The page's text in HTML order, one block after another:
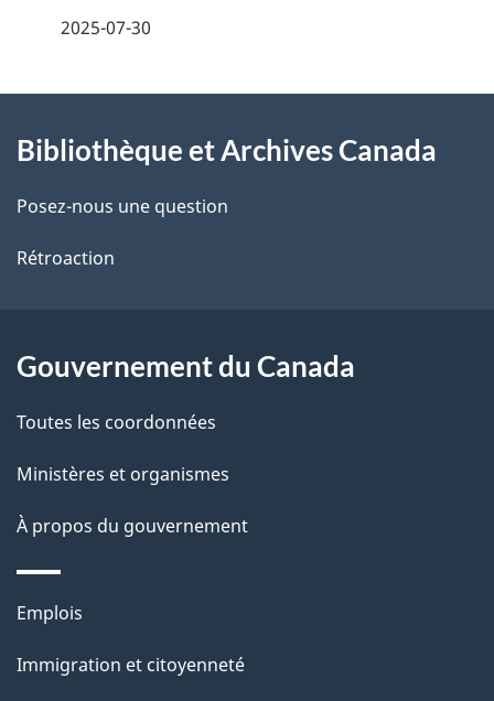
i
l
s
e
p
a
2025-07-30
propos
de
ce
Bibliothèque et Archives Canada
Posez-nous une question
Rétroaction
Gouvernement du Canada
Toutes les coordonnées
Ministères et organismes
À propos du gouvernement
Thèmes
sujets
Emplois
Immigration et citoyenneté